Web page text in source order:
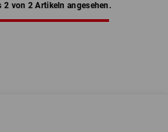
2 von 2 Artikeln angesehen.